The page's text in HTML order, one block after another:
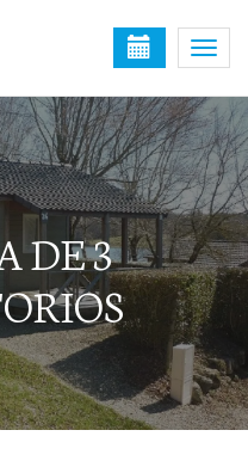
DE 3